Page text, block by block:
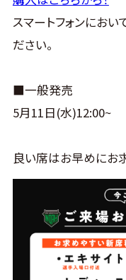
スマートフォンにお
ださい。
■一般発
5月11日(水)12:00~
良い席はお早めにお